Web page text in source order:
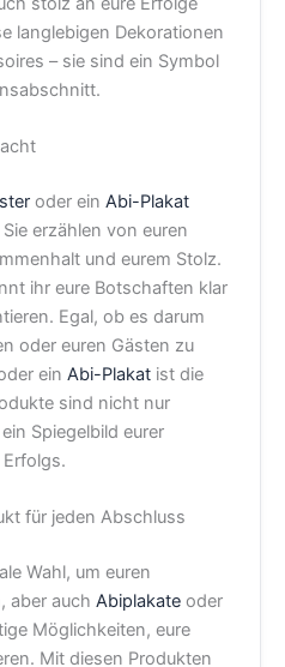
langlebigen Dekorationen
– sie sind ein Symbol
oder ein Abi-Plakat
erzählen von euren
und eurem Stolz.
ihr eure Botschaften klar
Egal, ob es darum
oder euren Gästen zu
ein Abi-Plakat ist die
sind nicht nur
Spiegelbild eurer
für jeden Abschluss
Wahl, um euren
aber auch Abiplakate oder
Möglichkeiten, eure
Mit diesen Produkten